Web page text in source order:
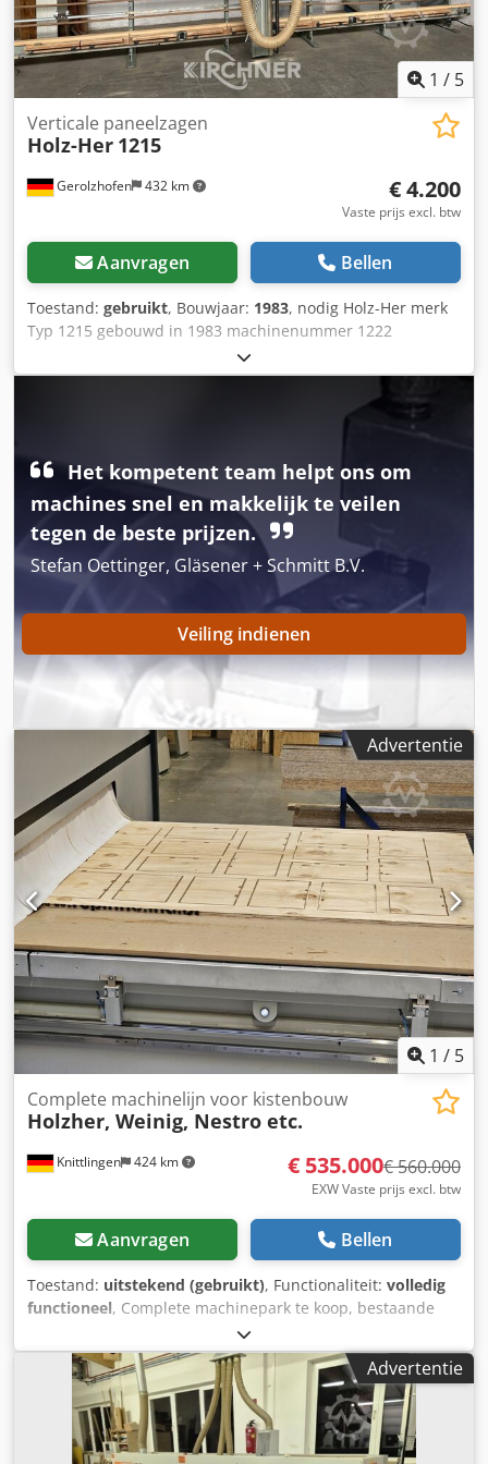
1 / 5
Gerolzhofen 432 km
Verticale paneelzagen
Holz-Her 1215
€ 4.200
Vaste prijs excl. btw
Aanvragen Bellen
Toestand: gebruikt, Bouwjaar: 1983, nodig Holz-Her merk
Typ 1215 gebouwd in 1983 machinenummer 1222
snijdiepte 80 mm Motor 4 kW snijlengte ca. 5300 mm
snijhoogte ca. 2000 mm zaagbladdiameter ca. 300 mm
Dkodpfxevwfnpo Aftjr vrijstaand lattenbodem beweegt weg
Afzuigaansluiting D ca. 100 mm Ruimtebehoefte ca. 6300
aangesloten vermogen ca. 3 kW Opslaglocatie 97447
Gerolzhofen, vrij geladen, uitgepakt Oplevering in de
huidige staat zoals geïnspecteerd zonder garantie en
waarborg
Het kompetent team helpt ons om
machines snel en makkelijk te veilen
tegen de beste prijzen.
Stefan Oettinger, Gläsener + Schmitt B.V.
Veiling indienen
Advertentie
1 / 5
Knittlingen 424 km
Complete machinelijn voor kistenbouw
Holzher, Weinig, Nestro etc.
€ 535.000€ 560.000
EXW Vaste prijs excl. btw
Aanvragen Bellen
Toestand: uitstekend (gebruikt), Functionaliteit: volledig
functioneel, Complete machinepark te koop, bestaande
uit: Holzher machinepark in nieuwstaat (in gebruik sinds
6/2024) bestaande uit: Tectra 6120 Dynamic cirkelzaag,
automatisch plaatmagazijn Storemaster 5110 (ca. 12x18 m)
Evolution 7450 verticaal bewerkingscentrum Nextec 7705
nesting-bewerkingscentrum Weinig Dimter Opticut S60
optimaliseersnijmachine (bouwjaar 2009) inclusief
Advertentie